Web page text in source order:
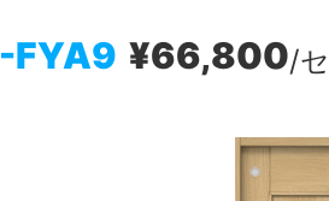
FYA9 ¥66,800/